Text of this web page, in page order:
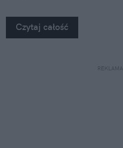
Czytaj całość
REKLAMA